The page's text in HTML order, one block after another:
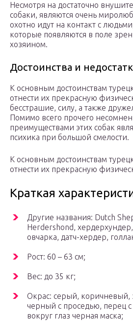
Несмотря на достаточно
собаки, являются очень
охотно идут на контакт с
которые появляются в поле
хозяином.
Достоинства и
К основным достоинствам
отнести их прекрасную
бесстрашие, силу, а также
Помимо всего прочего
преимуществами этих собак
психика при большой смелости.
К основным достоинствам
отнести их прекрасную
Краткая
Другие названия: Dutch
Herdershond,
овчарка, датч-хердер,
Рост: 60 – 63 см;
Вес: до 35 кг;
Окрас: серый, коричневый,
черный с проседью, перец с
вокруг глаз черная маска;